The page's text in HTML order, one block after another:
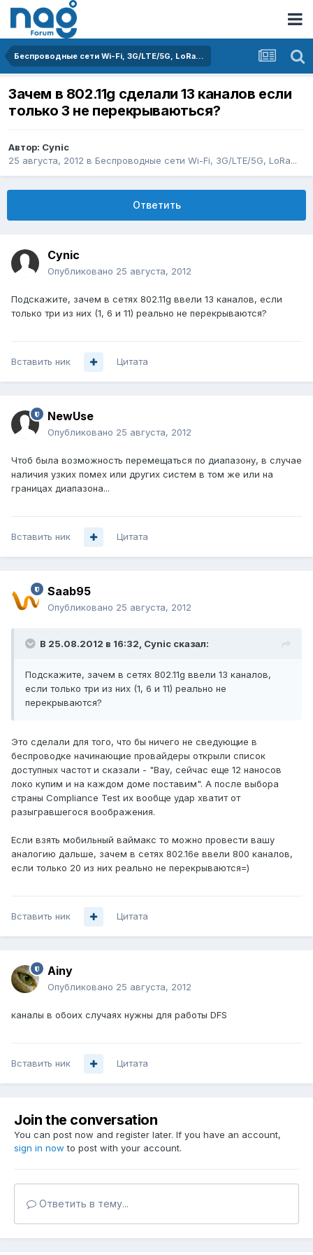
Беспроводные сети Wi-Fi, 3G/LTE/5G, LoRa...
Зачем в 802.11g сделали 13 каналов если
только 3 не перекрываються?
Автор: Cynic
25 августа, 2012 в Беспроводные сети Wi-Fi, 3G/LTE/5G, LoRa...
Ответить
Cynic
Опубликовано 25 августа, 2012
Подскажите, зачем в сетях 802.11g ввели 13 каналов, если
только три из них (1, 6 и 11) реально не перекрываются?
Вставить ник Цитата
NewUse
Опубликовано 25 августа, 2012
Чтоб была возможность перемещаться по диапазону, в случае
наличия узких помех или других систем в том же или на
границах диапазона...
Вставить ник Цитата
Saab95
Опубликовано 25 августа, 2012
В 25.08.2012 в 16:32, Cynic сказал:
Подскажите, зачем в сетях 802.11g ввели 13 каналов,
если только три из них (1, 6 и 11) реально не
перекрываются?
Это сделали для того, что бы ничего не сведующие в
беспроводке начинающие провайдеры открыли список
доступных частот и сказали - "Вау, сейчас еще 12 наносов
локо купим и на каждом доме поставим". А после выбора
страны Compliance Test их вообще удар хватит от
разыгравшегося воображения.
Если взять мобильный ваймакс то можно провести вашу
аналогию дальше, зачем в сетях 802.16e ввели 800 каналов,
если только 20 из них реально не перекрываются=)
Вставить ник Цитата
Ainy
Опубликовано 25 августа, 2012
каналы в обоих случаях нужны для работы DFS
Вставить ник Цитата
Join the conversation
You can post now and register later. If you have an account,
sign in now to post with your account.
Ответить в тему...